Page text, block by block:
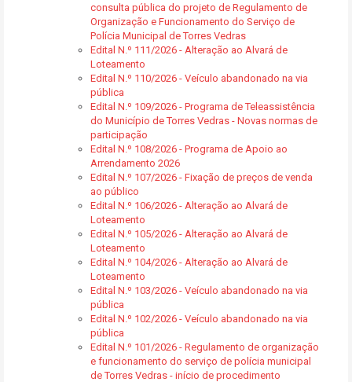
consulta pública do projeto de Regulamento de
Organização e Funcionamento do Serviço de
Polícia Municipal de Torres Vedras
Edital N.º 111/2026 - Alteração ao Alvará de
Loteamento
Edital N.º 110/2026 - Veículo abandonado na via
pública
Edital N.º 109/2026 - Programa de Teleassistência
do Município de Torres Vedras - Novas normas de
participação
Edital N.º 108/2026 - Programa de Apoio ao
Arrendamento 2026
Edital N.º 107/2026 - Fixação de preços de venda
ao público
Edital N.º 106/2026 - Alteração ao Alvará de
Loteamento
Edital N.º 105/2026 - Alteração ao Alvará de
Loteamento
Edital N.º 104/2026 - Alteração ao Alvará de
Loteamento
Edital N.º 103/2026 - Veículo abandonado na via
pública
Edital N.º 102/2026 - Veículo abandonado na via
pública
Edital N.º 101/2026 - Regulamento de organização
e funcionamento do serviço de polícia municipal
de Torres Vedras - início de procedimento